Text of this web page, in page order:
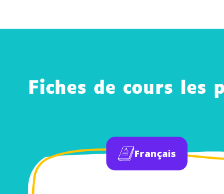
Fiches de cours les
Français